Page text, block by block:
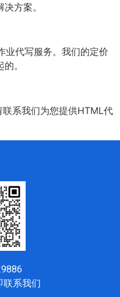
方案。
业代写服务。我们的定价
。
系我们为您提供HTML代
联系我们